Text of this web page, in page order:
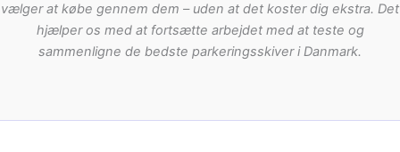
vælger at købe gennem dem – uden at det koster dig ekstra. Det
hjælper os med at fortsætte arbejdet med at teste og
sammenligne de bedste parkeringsskiver i Danmark.